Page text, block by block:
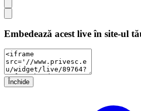
Embedează acest live în site-ul
Închide